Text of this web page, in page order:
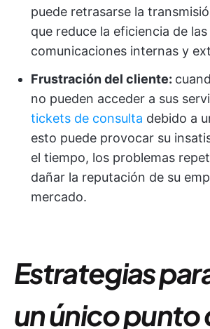
puede retrasarse la
que reduce la eficiencia de las
comunicaciones internas y
Frustración del cliente:
no pueden acceder a sus
tickets de consulta debido a
esto puede provocar su
el tiempo, los problemas
dañar la reputación de su
mercado.
Estrategias
un único punto